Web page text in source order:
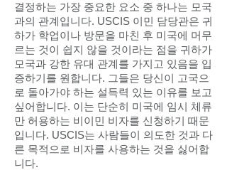
결정하는 가장 중요한 요소 중 하나는 모국
과의 관계입니다. USCIS 이민 담당관은 귀
하가 학업이나 방문을 마친 후 미국에 머무
르는 것이 쉽지 않을 것이라는 점을 귀하가
모국과 강한 유대 관계를 가지고 있음을 입
증하기를 원합니다. 그들은 당신이 고국으
로 돌아가야 하는 설득력 있는 이유를 보고
싶어합니다. 이는 단순히 미국에 임시 체류
만 허용하는 비이민 비자를 신청하기 때문
입니다. USCIS는 사람들이 의도한 것과 다
른 목적으로 비자를 사용하는 것을 싫어합
니다.